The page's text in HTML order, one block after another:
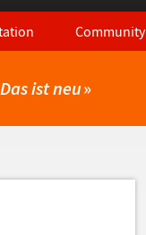
Community
Das ist neu»